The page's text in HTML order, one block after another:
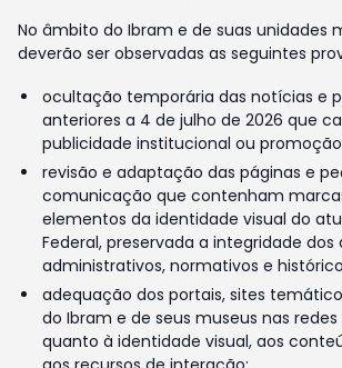
No âmbito do Ibram e de suas unidades
deverão ser observadas as seguintes
ocultação temporária das notícias e
anteriores a 4 de julho de 2026 que
publicidade institucional ou
revisão e adaptação das páginas e
comunicação que contenham
elementos da identidade visual do
Federal, preservada a integridade
administrativos, normativos e
adequação dos portais, sites
do Ibram e de seus museus nas redes
quanto à identidade visual, aos